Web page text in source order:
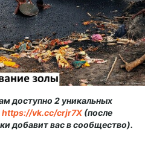
доступно 2 уникальных
https://vk.cc/crjr7X(после
добавит вас в сообщество).